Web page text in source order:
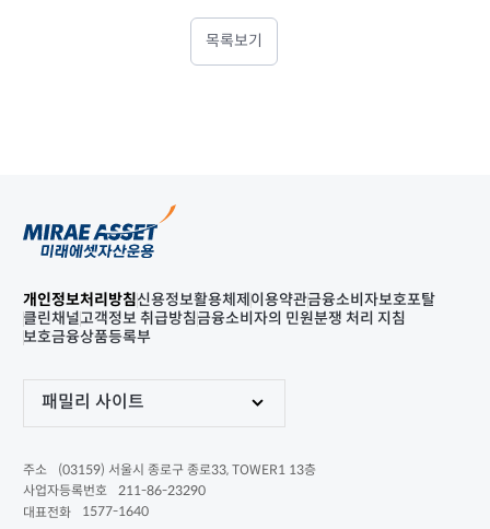
목록보기
개인정보처리방침신용정보활용체제 이용약관금융소비자보호포탈
클린채널고객정보 취급방침금융소비자의 민원분쟁 처리 지침
보호금융상품등록부
패밀리 사이트
주소
(03159) 서울시 종로구 종로33, TOWER1 13층
사업자등록번호
211-86-23290
대표전화
1577-1640